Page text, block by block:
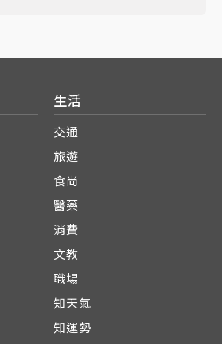
生活
交通
旅遊
食尚
醫藥
消費
文教
職場
知天氣
知運勢